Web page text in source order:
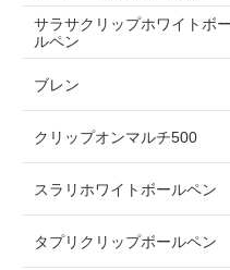
サラサクリップホワイトボー
ルペン
ブレン
クリップオンマルチ500
スラリホワイトボールペン
タプリクリップボールペン